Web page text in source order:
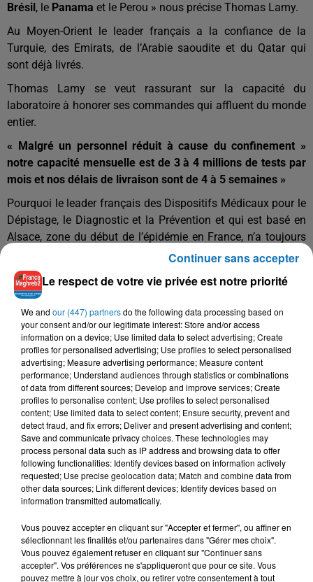
Brésil , le Panama et le Perou » nous précise Thomas Lamy.
Au Moyen-Orient le leader français a la confiance de la
Turquie, des Emirats, de l’Arabie saoudite et du Qatar qui
sont déjà livrés.
Thomas Lamy se veut rassurant sur la capacité du
laboratoire à honorer ses commandes qui affluent du monde
entier.
« Malgré un personnel réduit à cause du confinement »
notre capacité mensuelle est de 3 à 4 millions de tests par
mois et nos délais de livraison sont de 4 à 5 semaines »
Pourquoi le leader français des Dispositifs Médicaux pour le
Dépistage, le Diagnostic et la Prévention et qui est basé en
Alsace, zone du début de l’épidémie en France, n’a toujours
pas eu de commande du gouvernement français ?
Thomas Lamy : « Nous espérons bien sur recevoir une
commande, mais pour le moment nous n’en savons rien »
Pourquoi les laboratoires français ne commandent-ils pas ce
test ?
Tout simplement parce Ce que ce Test n'étant pas encore
remboursé par la sécurité sociale les distributeurs français
ne proposeront donc pas un dispositif qui ne l'est pas.
Le respect de votre vie privée est notre priorité
We and our (447) partnersdo the following data processing based on
your consent and/or our legitimate interest: Store and/or access
information on a device; Use limited data to select advertising; Create
profiles for personalised advertising; Use profiles to select personalised
advertising; Measure advertising performance; Measure content
performance; Understand audiences through statistics or combinations
of data from different sources; Develop and improve services; Create
profiles to personalise content; Use profiles to select personalised
content; Use limited data to select content; Ensure security, prevent and
detect fraud, and fix errors; Deliver and present advertising and content;
Save and communicate privacy choices. These technologies may
process personal data such as IP address and browsing data to offer
following functionalities: Identify devices based on information actively
requested; Use precise geolocation data; Match and combine data from
other data sources; Link different devices; Identify devices based on
information transmitted automatically.
Vous pouvez accepter en cliquant sur "Accepter et fermer", ou affiner en
sélectionnant les finalités et/ou partenaires dans "Gérer mes choix".
Vous pouvez également refuser en cliquant sur "Continuer sans
accepter". Vos préférences ne s'appliqueront que pour ce site. Vous
pouvez mettre à jour vos choix, ou retirer votre consentement à tout
Continuer sans accepter